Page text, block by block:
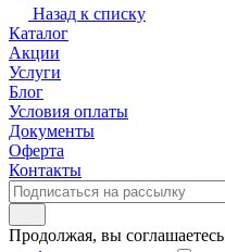
Назад к списку
Каталог
Акции
Услуги
Блог
Условия оплаты
Документы
Оферта
Контакты
Продолжая, вы